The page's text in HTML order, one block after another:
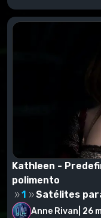
Kathleen -
polimento
1
Satélites
Anne Rivan 26